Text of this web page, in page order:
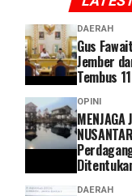
DAERAH
Gus
Jember
Tembus
OPINI
MENJAGA
DAERAH